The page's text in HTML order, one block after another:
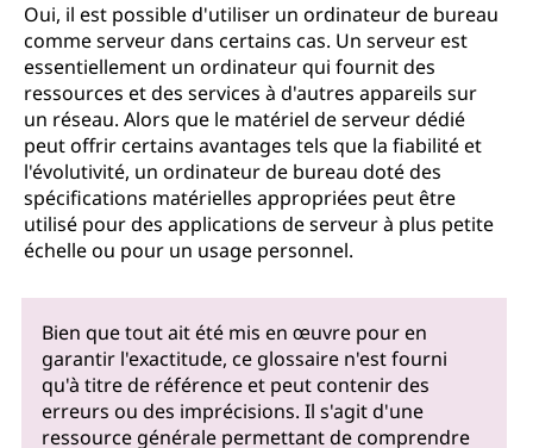
Oui, il est possible d'utiliser un ordinateur de bureau
comme serveur dans certains cas. Un serveur est
essentiellement un ordinateur qui fournit des
ressources et des services à d'autres appareils sur
un réseau. Alors que le matériel de serveur dédié
peut offrir certains avantages tels que la fiabilité et
l'évolutivité, un ordinateur de bureau doté des
spécifications matérielles appropriées peut être
utilisé pour des applications de serveur à plus petite
échelle ou pour un usage personnel.
Bien que tout ait été mis en œuvre pour en
garantir l'exactitude, ce glossaire n'est fourni
qu'à titre de référence et peut contenir des
erreurs ou des imprécisions. Il s'agit d'une
ressource générale permettant de comprendre